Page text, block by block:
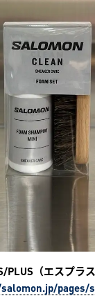
PLUS（エスプ
pages/